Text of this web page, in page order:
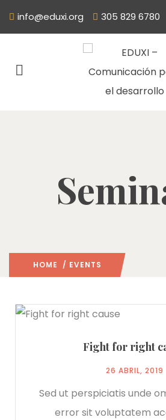
info@eduxi.org 305 829 6780
HOME / EVENTS
Fight for right
26 ABRIL, 2019
Sed ut perspiciatis unde
error sit voluptatem